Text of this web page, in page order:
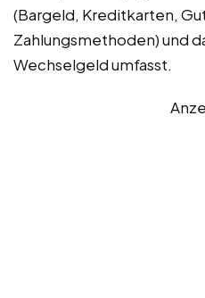
(Bargeld, Kreditkarten,
Zahlungsmethoden) und
Wechselgeld umfasst.